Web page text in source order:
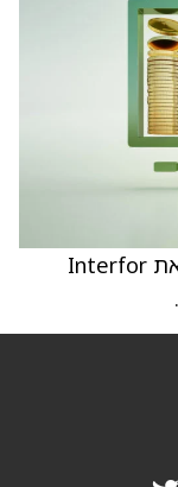
האמיר פאטל, אנליסט ב-CIBC, הוריד את Interfor